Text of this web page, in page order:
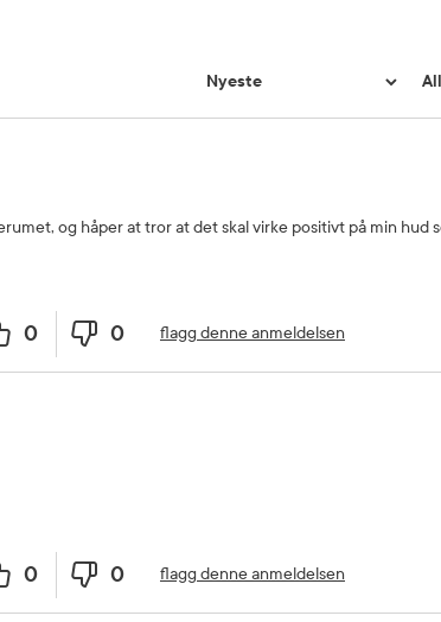
og håper at tror at det skal virke positivt på min hud
0 0 flagg denne anmeldelsen
0 0 flagg denne anmeldelsen